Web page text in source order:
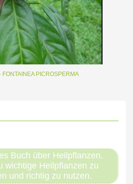
PICROSPERMA
Buch über Heilpflanzen.
wichtige Heilpflanzen zu
und richtig zu nutzen.